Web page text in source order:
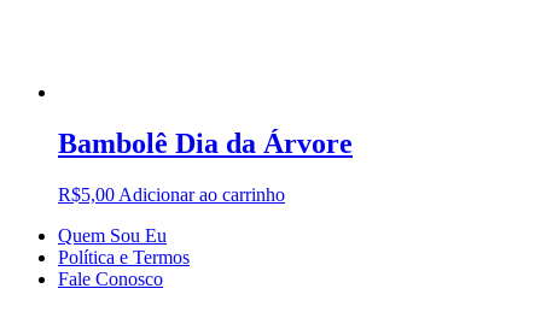
Bambolê Dia da Árvore
R$5,00 Adicionar ao carrinho
Quem Sou Eu
Política e Termos
Fale Conosco